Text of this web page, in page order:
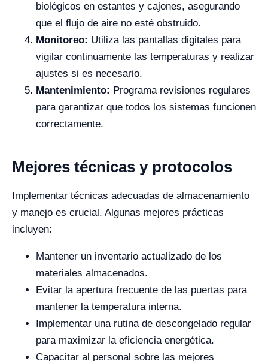
biológicos en estantes y cajones, asegurando
que el flujo de aire no esté obstruido.
Monitoreo: Utiliza las pantallas digitales para
vigilar continuamente las temperaturas y realizar
ajustes si es necesario.
Mantenimiento: Programa revisiones regulares
para garantizar que todos los sistemas funcionen
correctamente.
Mejores técnicas y protocolos
Implementar técnicas adecuadas de almacenamiento
y manejo es crucial. Algunas mejores prácticas
incluyen:
Mantener un inventario actualizado de los
materiales almacenados.
Evitar la apertura frecuente de las puertas para
mantener la temperatura interna.
Implementar una rutina de descongelado regular
para maximizar la eficiencia energética.
Capacitar al personal sobre las mejores